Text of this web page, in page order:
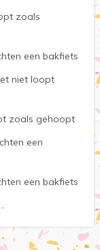
zoals
een bakfiets
niet loopt
zoals gehoopt
een
een bakfiets